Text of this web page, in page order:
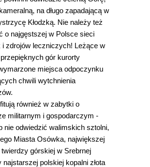
na długo zapadającą w
Kłodzką. Nie należy też
o najgęstszej w Polsce sieci
i zdrojów leczniczych! Leżące w
gór kurorty
miejsca odpoczynku
chwili wytchnienia
również w zabytki o
militarnym i gospodarczym -
nie odwiedzić walimskich sztolni,
Miasta Osówka, największej
górskiej w Srebrnej
polskiej kopalni złota